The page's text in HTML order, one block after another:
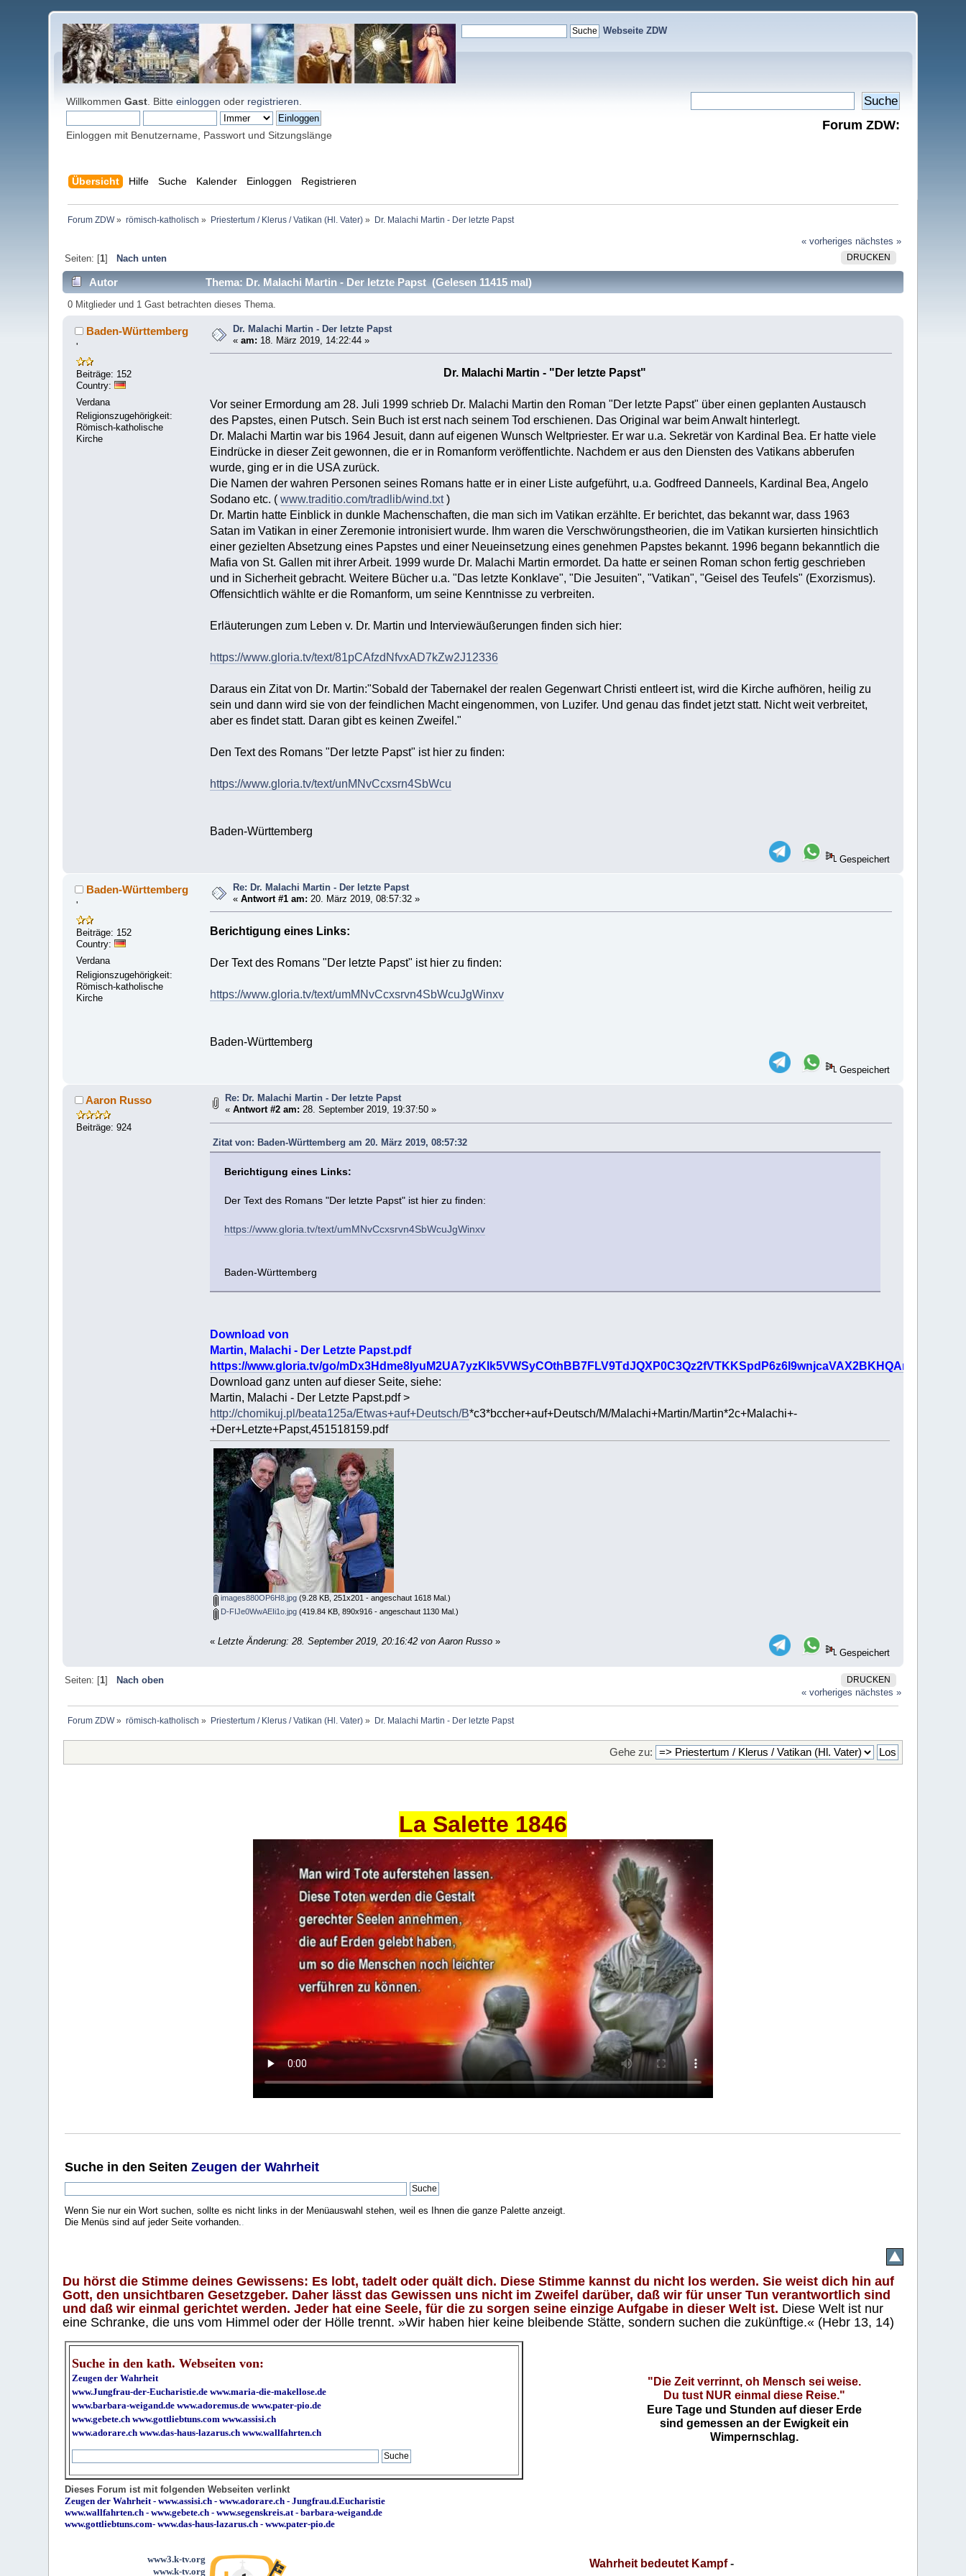
Webseite ZDW
WillkommenGast . Bitteeinloggen oder registrieren
Einloggen mit Benutzername, Passwort und Sitzungslänge
Forum ZDW:
Übersicht Hilfe Suche Kalender Einloggen Registrieren
Forum ZDW» römisch-katholisch » Priestertum / Klerus / Vatikan (Hl. Vater)» Dr. Malachi Martin - Der letzte Papst
« vorheriges nächstes »
DRUCKEN
Seiten: [1] Nach unten
Autor Thema: Dr. Malachi Martin - Der letzte Papst (Gelesen 11415 mal)
0 Mitglieder und 1 Gast betrachten dieses Thema.
Baden-Württemberg
'
Beiträge: 152
Country:
Verdana
Religionszugehörigkeit:
Römisch-katholische
Kirche
Dr. Malachi Martin - Der letzte Papst
«am: 18. März 2019, 14:22:44 »
Dr. Malachi Martin - "Der letzte Papst"
Vor seiner Ermordung am 28. Juli 1999 schrieb Dr. Malachi Martin den Roman "Der letzte Papst" über einen geplanten Austausch
des Papstes, einen Putsch. Sein Buch ist erst nach seinem Tod erschienen. Das Original war beim Anwalt hinterlegt.
Dr. Malachi Martin war bis 1964 Jesuit, dann auf eigenen Wunsch Weltpriester. Er war u.a. Sekretär von Kardinal Bea. Er hatte viele
Eindrücke in dieser Zeit gewonnen, die er in Romanform veröffentlichte. Nachdem er aus den Diensten des Vatikans abberufen
wurde, ging er in die USA zurück.
Die Namen der wahren Personen seines Romans hatte er in einer Liste aufgeführt, u.a. Godfreed Danneels, Kardinal Bea, Angelo
Sodano etc. ( www.traditio.com/tradlib/wind.txt)
Dr. Martin hatte Einblick in dunkle Machenschaften, die man sich im Vatikan erzählte. Er berichtet, das bekannt war, dass 1963
Satan im Vatikan in einer Zeremonie intronisiert wurde. Ihm waren die Verschwörungstheorien, die im Vatikan kursierten hinsichtlich
einer gezielten Absetzung eines Papstes und einer Neueinsetzung eines genehmen Papstes bekannt. 1996 begann bekanntlich die
Mafia von St. Gallen mit ihrer Arbeit. 1999 wurde Dr. Malachi Martin ermordet. Da hatte er seinen Roman schon fertig geschrieben
und in Sicherheit gebracht. Weitere Bücher u.a. "Das letzte Konklave", "Die Jesuiten", "Vatikan", "Geisel des Teufels" (Exorzismus).
Offensichtlich wählte er die Romanform, um seine Kenntnisse zu verbreiten.
Erläuterungen zum Leben v. Dr. Martin und Interviewäußerungen finden sich hier:
https://www.gloria.tv/text/81pCAfzdNfvxAD7kZw2J12336
Daraus ein Zitat von Dr. Martin:"Sobald der Tabernakel der realen Gegenwart Christi entleert ist, wird die Kirche aufhören, heilig zu
sein und dann wird sie von der feindlichen Macht eingenommen, von Luzifer. Und genau das findet jetzt statt. Nicht weit verbreitet,
aber es findet statt. Daran gibt es keinen Zweifel."
Den Text des Romans "Der letzte Papst" ist hier zu finden:
https://www.gloria.tv/text/unMNvCcxsrn4SbWcu
Baden-Württemberg
Gespeichert
Baden-Württemberg
'
Beiträge: 152
Country:
Verdana
Religionszugehörigkeit:
Römisch-katholische
Kirche
Re: Dr. Malachi Martin - Der letzte Papst
«Antwort #1 am: 20. März 2019, 08:57:32 »
Berichtigung eines Links:
Der Text des Romans "Der letzte Papst" ist hier zu finden:
https://www.gloria.tv/text/umMNvCcxsrvn4SbWcuJgWinxv
Baden-Württemberg
Gespeichert
Aaron Russo
Beiträge: 924
Re: Dr. Malachi Martin - Der letzte Papst
«Antwort #2 am: 28. September 2019, 19:37:50 »
Zitat von: Baden-Württemberg am 20. März 2019, 08:57:32
Berichtigung eines Links:
Der Text des Romans "Der letzte Papst" ist hier zu finden:
https://www.gloria.tv/text/umMNvCcxsrvn4SbWcuJgWinxv
Baden-Württemberg
Download von
Martin, Malachi - Der Letzte Papst.pdf
https://www.gloria.tv/go/
Download ganz unten auf dieser Seite, siehe:
Martin, Malachi - Der Letzte Papst.pdf >
http://chomikuj.pl/beata125a/Etwas+auf+Deutsch/B*c3*bccher+auf+Deutsch/M/Malachi+Martin/Martin*2c+Malachi+-
+Der+Letzte+Papst,451518159.pdf
images880OP6H8.jpg (9.28 KB, 251x201 - angeschaut 1618 Mal.)
D-FIJe0WwAEIi1o.jpg (419.84 KB, 890x916 - angeschaut 1130 Mal.)
« Letzte Änderung: 28. September 2019, 20:16:42 von Aaron Russo »
Gespeichert
DRUCKEN
Seiten: [1]
Nach oben
« vorheriges nächstes »
Forum ZDW» römisch-katholisch » Priestertum / Klerus / Vatikan (Hl. Vater)» Dr. Malachi Martin - Der letzte Papst
Gehe zu:
La Salette 1846
Suche in den SeitenZeugen der Wahrheit
Wenn Sie nur ein Wort suchen, sollte es nicht links in der Menüauswahl stehen, weil es Ihnen die ganze Palette anzeigt.
Die Menüs sind auf jeder Seite vorhanden.
Du hörst die Stimme deines Gewissens: Es lobt, tadelt oder quält dich. Diese Stimme kannst du nicht los werden. Sie weist dich hin auf
Gott, den unsichtbaren Gesetzgeber. Daher lässt das Gewissen uns nicht im Zweifel darüber, daß wir für unser Tun verantwortlich sind
und daß wir einmal gerichtet werden. Jeder hat eine Seele, für die zu sorgen seine einzige Aufgabe in dieser Welt ist. Diese Welt ist nur
eine Schranke, die uns vom Himmel oder der Hölle trennt. »Wir haben hier keine bleibende Stätte, sondern suchen die zukünftige.« (Hebr 13, 14)
Suche in den kath. Webseiten von:
Zeugen der Wahrheit
www.Jungfrau-der-Eucharistie.de www.maria-die-makellose.de
www.barbara-weigand.de www.adoremus.de www.pater-pio.de
www.gebete.ch www.gottliebtuns.com www.assisi.ch
www.adorare.ch www.das-haus-lazarus.ch www.wallfahrten.ch
"Die Zeit verrinnt, oh Mensch sei weise.
Du tust NUR einmal diese Reise."
Eure Tage und Stunden auf dieser Erde
sind gemessen an der Ewigkeit ein
Wimpernschlag.
Dieses Forum ist mit folgenden Webseiten verlinkt
Zeugen der Wahrheit -www.assisi.ch -www.adorare.ch -Jungfrau.d.Eucharistie
www.wallfahrten.ch -www.gebete.ch -www.segenskreis.at -barbara-weigand.de
www.gottliebtuns.com-www.das-haus-lazarus.ch - www.pater-pio.de
www3.k-tv.org
www.k-tv.org
Wahrheit bedeutet Kampf-